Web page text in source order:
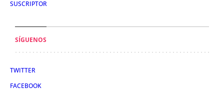
SUSCRIPTOR
SÍGUENOS
TWITTER
FACEBOOK